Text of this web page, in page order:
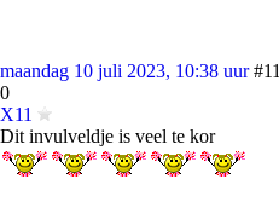
maandag 10 juli 2023, 10:38 uur #11
0
X11
Dit invulveldje is veel te kor